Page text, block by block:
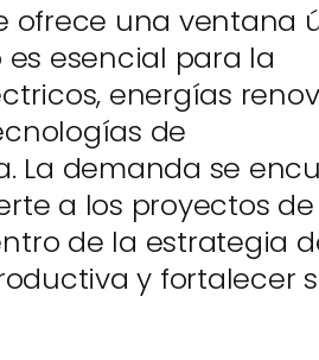
ofrece una ventana
esencial para la
energías
de
La demanda se
a los proyectos de
de la estrategia
y fortalecer